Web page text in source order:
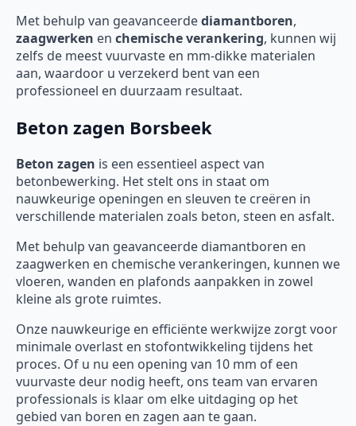
Met behulp van geavanceerdediamantboren,
zaagwerken en chemische verankering, kunnen wij
zelfs de meest vuurvaste en mm-dikke materialen
aan, waardoor u verzekerd bent van een
professioneel en duurzaam resultaat.
Beton zagen Borsbeek
Beton zagen is een essentieel aspect van
betonbewerking. Het stelt ons in staat om
nauwkeurige openingen en sleuven te creëren in
verschillende materialen zoals beton, steen en asfalt.
Met behulp van geavanceerde diamantboren en
zaagwerken en chemische verankeringen, kunnen we
vloeren, wanden en plafonds aanpakken in zowel
kleine als grote ruimtes.
Onze nauwkeurige en efficiënte werkwijze zorgt voor
minimale overlast en stofontwikkeling tijdens het
proces. Of u nu een opening van 10 mm of een
vuurvaste deur nodig heeft, ons team van ervaren
professionals is klaar om elke uitdaging op het
gebied van boren en zagen aan te gaan.